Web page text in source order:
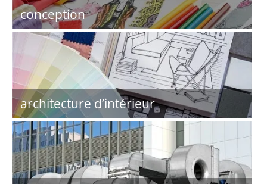
conception
architecture d’intérieur